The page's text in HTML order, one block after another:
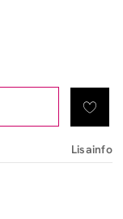
Lisainfo